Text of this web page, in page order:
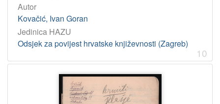
Autor
Kovačić, Ivan Goran
Jedinica HAZU
Odsjek za povijest hrvatske književnosti (Zagreb)
10